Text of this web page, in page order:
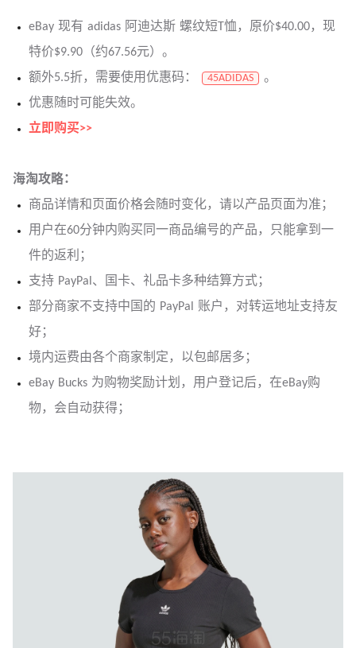
eBay 现有 adidas 阿迪达斯 螺纹短T恤，原价$40.00，现
特价$9.90（约67.56元）。
额外5.5折，需要使用优惠码：
45ADIDAS
。
优惠随时可能失效。
立即购买>>
海淘攻略：
商品详情和页面价格会随时变化，请以产品页面为准；
用户在60分钟内购买同一商品编号的产品，只能拿到一
件的返利；
支持 PayPal、国卡、礼品卡多种结算方式；
部分商家不支持中国的 PayPal 账户，对转运地址支持友
好；
境内运费由各个商家制定，以包邮居多；
eBay Bucks 为购物奖励计划，用户登记后，在eBay购
物，会自动获得；